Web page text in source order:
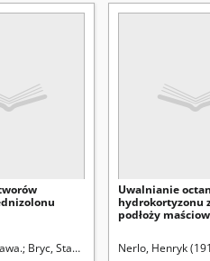
Redaktor sekcji
Bryc, Stanisław (1928- ). Redaktor
Uwalnianie
hydrokortyzonu
podłoży
Nerlo, Henryk